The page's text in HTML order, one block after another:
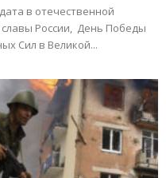
в отечественной
России, День Победы
Сил в Великой...